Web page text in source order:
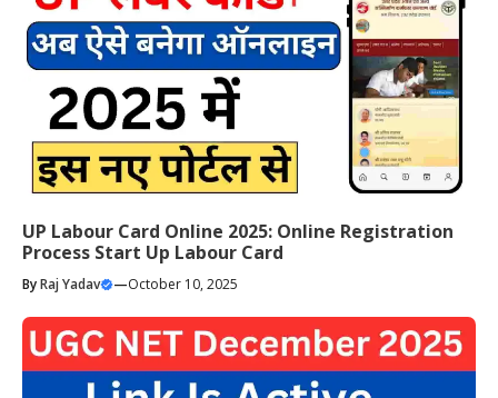
UP Labour Card Online 2025: Online Registration
Process Start Up Labour Card
ByRaj Yadav —October 10, 2025